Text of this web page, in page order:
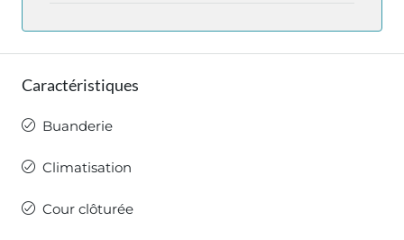
Caractéristiques
Buanderie
Climatisation
Cour clôturée